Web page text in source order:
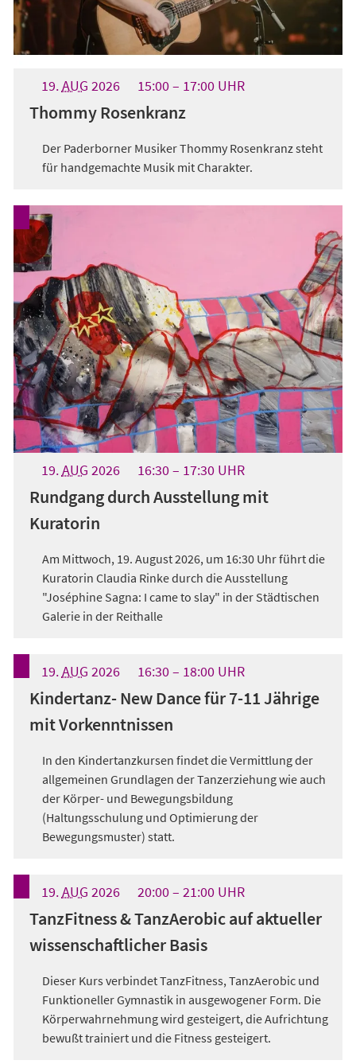
19.AUG 2026 15:00 17:00UHR
Thommy Rosenkranz
Der Paderborner Musiker Thommy Rosenkranz steht
für handgemachte Musik mit Charakter.
19.AUG 2026 16:30 17:30UHR
Rundgang durch Ausstellung mit
Kuratorin
Am Mittwoch, 19. August 2026, um 16:30 Uhr führt die
Kuratorin Claudia Rinke durch die Ausstellung
"Joséphine Sagna: I came to slay" in der Städtischen
Galerie in der Reithalle
19.AUG 2026 16:30 18:00UHR
Kindertanz- New Dance für 7-11 Jährige
mit Vorkenntnissen
In den Kindertanzkursen findet die Vermittlung der
allgemeinen Grundlagen der Tanzerziehung wie auch
der Körper- und Bewegungsbildung
(Haltungsschulung und Optimierung der
Bewegungsmuster) statt.
19.AUG 2026 20:00 21:00UHR
TanzFitness & TanzAerobic auf aktueller
wissenschaftlicher Basis
Dieser Kurs verbindet TanzFitness, TanzAerobic und
Funktioneller Gymnastik in ausgewogener Form. Die
Körperwahrnehmung wird gesteigert, die Aufrichtung
bewußt trainiert und die Fitness gesteigert.